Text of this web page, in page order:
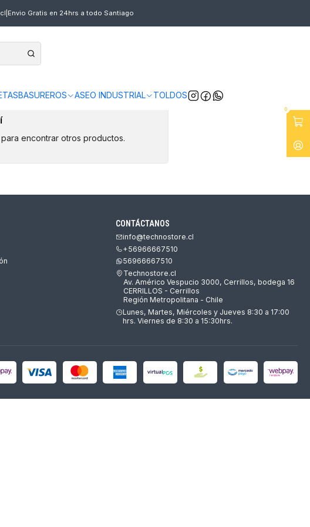
BASUREROS ASEO INDUSTRIAL TOLDOS
0
Envio Gratis en 24hrs a todo Santiago
encontrar otros productos.
CONTÁCTANOS
info@technostore.cl
+56966667510
56966667510
Technostore.cl
Av. Américo Vespucio 3000, Cerrillos, bodega 16
CERRILLOS - Cerrillos
Región Metropolitana - Chile
Lunes, Martes, Miércoles y Jueves 8:30 a 17:00
hrs. Viernes de 8:30 a 15:30hrs.